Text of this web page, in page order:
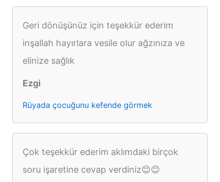
Geri dönüşünüz için teşekkür ederim
inşallah hayırlara vesile olur ağzınıza ve
elinize sağlık
Ezgi
Rüyada çocuğunu kefende görmek
Çok teşekkür ederim aklımdaki birçok
soru işaretine cevap verdiniz😊😊